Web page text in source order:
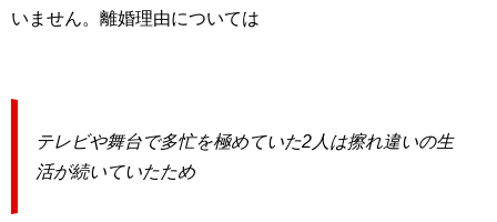
いません。離婚理由については
テレビや舞台で多忙を極めていた2人は擦れ違いの生
活が続いていたため